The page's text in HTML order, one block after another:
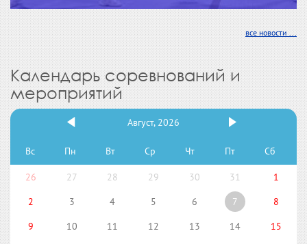
все новости ...
Календарь соревнований и
мероприятий
Август, 2026
Вс Пн Вт Ср Чт Пт Сб
26 27 28 29 30 31
1
2
3 4 5 6 7
8
9
10 11 12 13 14
15